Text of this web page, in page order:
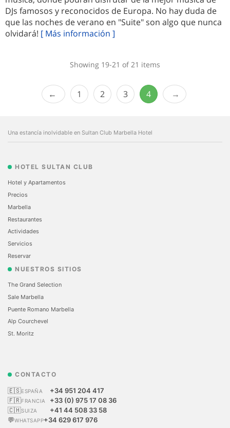
DJs famosos y reconocidos de Europa. No hay duda de
que las noches de verano en "Suite" son algo que nunca
olvidará! [ Más información ]
Showing 19-21 of 21 items
1 2 3 4
Una estancía inolvidable en Sultan Club Marbella Hotel
HOTEL SULTAN CLUB
Hotel y Apartamentos
Precios
Marbella
Restaurantes
Actividades
Servicios
Reservar
NUESTROS SITIOS
The Grand Selection
Sale Marbella
Puente Romano Marbella
Alp Courchevel
St. Moritz
CONTACTO
🇪🇸ESPAÑA
+34 951 204 417
🇫🇷FRANCIA
+33 (0) 975 17 08 36
🇨🇭SUIZA
+41 44 508 33 58
💬WHATSAPP+34 629 617 976